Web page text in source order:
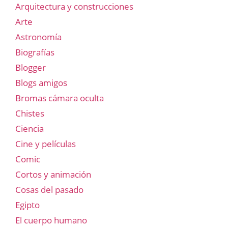
Arquitectura y construcciones
Arte
Astronomía
Biografías
Blogger
Blogs amigos
Bromas cámara oculta
Chistes
Ciencia
Cine y películas
Comic
Cortos y animación
Cosas del pasado
Egipto
El cuerpo humano